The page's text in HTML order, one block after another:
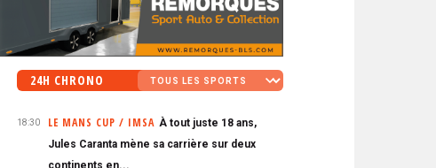
24H CHRONO
18:30 LE MANS CUP / IMSA À tout juste 18 ans,
Jules Caranta mène sa carrière sur deux
continents en...